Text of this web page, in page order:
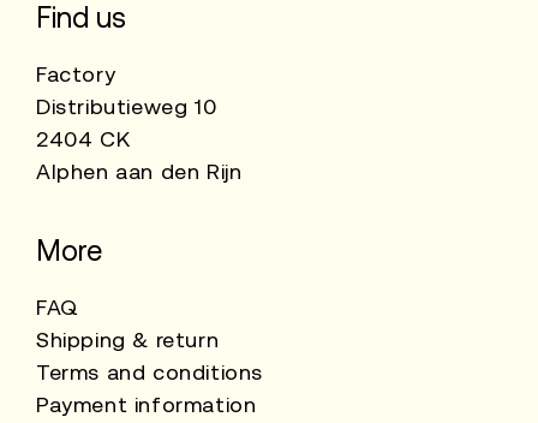
Find us
Factory
Distributieweg 10
2404 CK
Alphen aan den Rijn
More
FAQ
Shipping & return
Terms and conditions
Payment information